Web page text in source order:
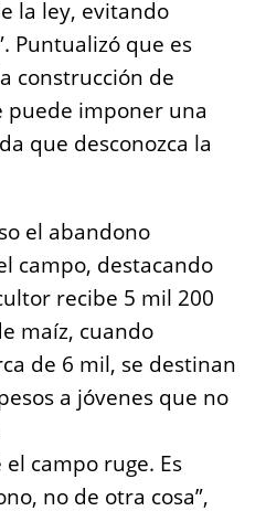
la ley, evitando
Puntualizó que es
construcción de
puede imponer una
que desconozca la
el abandono
campo, destacando
recibe 5 mil 200
maíz, cuando
de 6 mil, se destinan
a jóvenes que no
campo ruge. Es
no de otra cosa”,